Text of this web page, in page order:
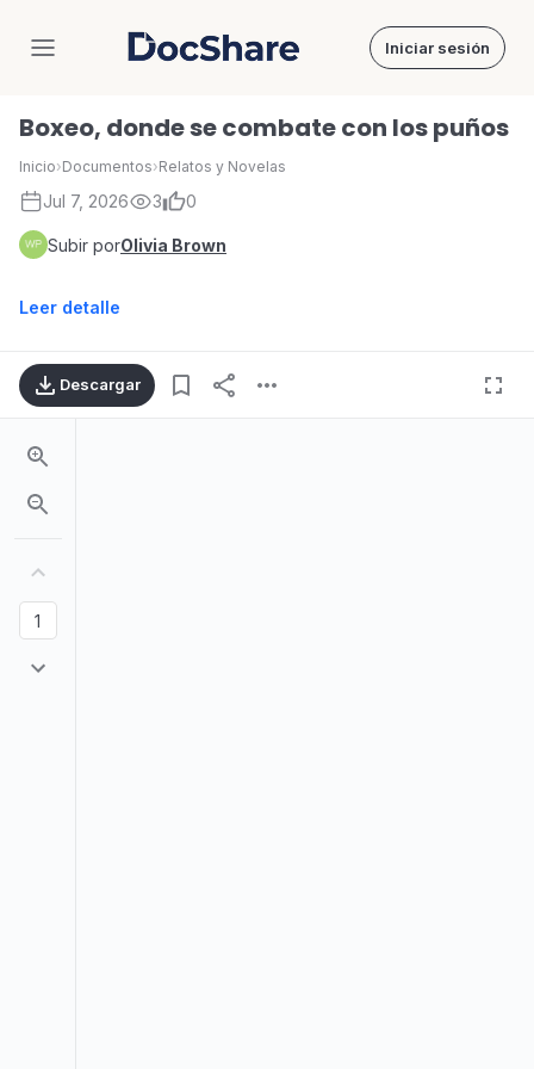
DocShare Iniciar sesión
Boxeo, donde se combate con los puños
Inicio›Documentos›Relatos y Novelas
Jul 7, 2026 3 0
Subir porOlivia Brown
Leer detalle
Descargar